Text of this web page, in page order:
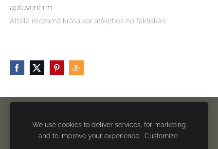
aptuveni 1m.
Attēlā redzamā krāsa var atšķirties no faktiskās.
'Ar Glazūru' 2026 / Visas tiesības paturētas
We use cookies to deliver services, for marketing
and to improve your experience.
Customize